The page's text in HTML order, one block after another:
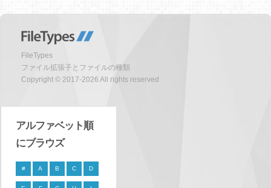
FileTypes
ファイル拡張子とファイルの種類
Copyright © 2017-2026 All rights reserved
アルファベット順
にブラウズ
# A B C D